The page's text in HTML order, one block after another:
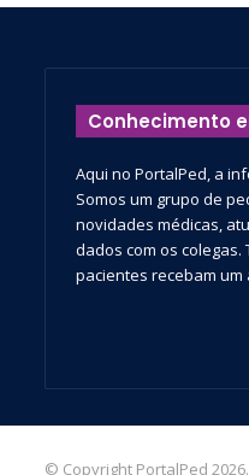
Conhecimento
Aqui no PortalPed, a
Somos um grupo de
novidades médicas,
dados com os
pacientes recebam
© Copyright PortalPed